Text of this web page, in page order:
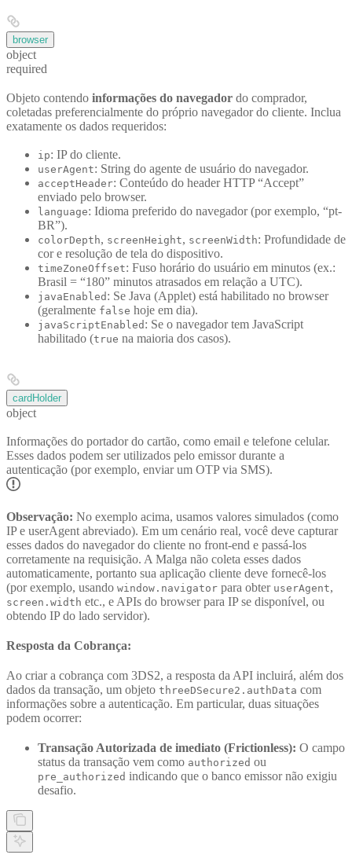
browser
object
required
Objeto contendo informações do navegador do comprador,
coletadas preferencialmente do próprio navegador do cliente. Inclua
exatamente os dados requeridos:
ip: IP do cliente.
userAgent: String do agente de usuário do navegador.
acceptHeader: Conteúdo do header HTTP “Accept”
enviado pelo browser.
language: Idioma preferido do navegador (por exemplo, “pt-
BR”).
colorDepth, screenHeight, screenWidth: Profundidade de
cor e resolução de tela do dispositivo.
timeZoneOffset: Fuso horário do usuário em minutos (ex.:
Brasil = “180” minutos atrasados em relação a UTC).
javaEnabled : Se Java (Applet) está habilitado no browser
(geralmente false hoje em dia).
javaScriptEnabled : Se o navegador tem JavaScript
habilitado (true na maioria dos casos).
cardHolder
object
Informações do portador do cartão, como email e telefone celular.
Esses dados podem ser utilizados pelo emissor durante a
autenticação (por exemplo, enviar um OTP via SMS).
Observação: No exemplo acima, usamos valores simulados (como
IP e userAgent abreviado). Em um cenário real, você deve capturar
esses dados do navegador do cliente no front-end e passá-los
corretamente na requisição. A Malga não coleta esses dados
automaticamente, portanto sua aplicação cliente deve fornecê-los
(por exemplo, usando window.navigator para obter userAgent,
screen.width etc., e APIs do browser para IP se disponível, ou
obtendo IP do lado servidor).
Resposta da Cobrança:
Ao criar a cobrança com 3DS2, a resposta da API incluirá, além dos
dados da transação, um objeto threeDSecure2.authData com
informações sobre a autenticação. Em particular, duas situações
podem ocorrer:
Transação Autorizada de imediato (Frictionless): O campo
status da transação vem como authorized ou
pre_authorized indicando que o banco emissor não exigiu
desafio.